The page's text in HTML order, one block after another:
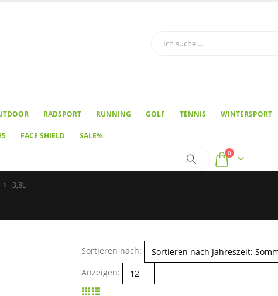
RADSPORT RUNNING GOLF TENNIS WINTERSPORT
FACE SHIELD SALE%
0
3,8L
Sortieren nach:
Anzeigen: